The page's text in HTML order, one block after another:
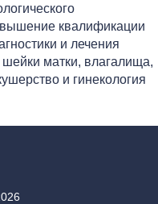
квалификации
и лечения
матки, влагалища,
и гинекология